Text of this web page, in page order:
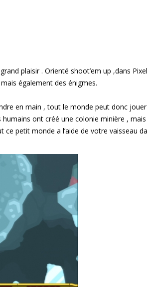
plaisir . Orienté shoot’em up ,dans Pixel
également des énigmes.
en main , tout le monde peut donc
ont créé une colonie minière , mais
petit monde a l’aide de votre vaisseau